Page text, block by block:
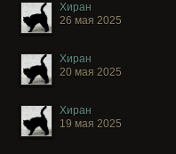
Хиран
26 мая 2025
Хиран
20 мая 2025
Хиран
19 мая 2025